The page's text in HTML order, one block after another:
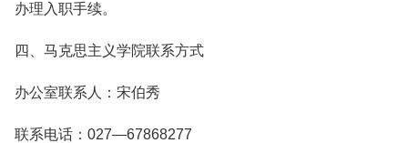
办理入职手续。
四、马克思主义学院联系方式
办公室联系人：宋伯秀
联系电话：027—67868277